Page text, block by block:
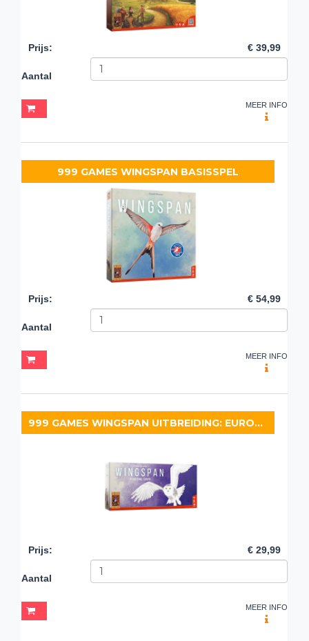
Prijs: € 39,99
Aantal
MEER INFO
999 GAMES WINGSPAN BASISSPEL
Prijs: € 54,99
Aantal
MEER INFO
999 GAMES WINGSPAN UITBREIDING: EUROPA
Prijs: € 29,99
Aantal
MEER INFO